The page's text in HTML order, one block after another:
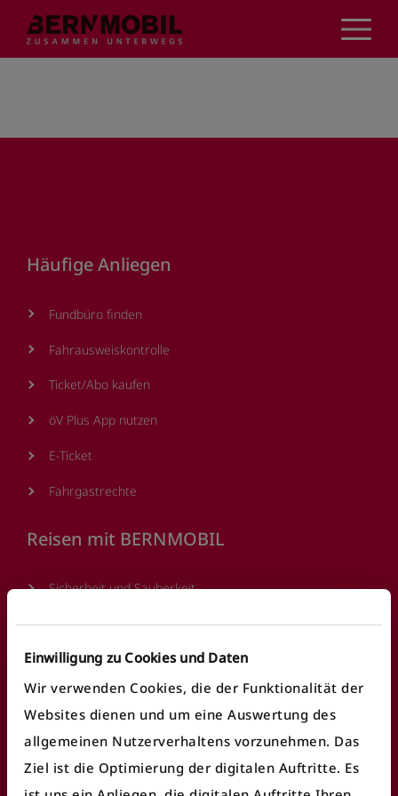
Einwilligung zu Cookies und Daten
Wir verwenden Cookies, die der Funktionalität der
Websites dienen und um eine Auswertung des
allgemeinen Nutzerverhaltens vorzunehmen. Das
Ziel ist die Optimierung der digitalen Auftritte. Es
Inhalt
Häufige Anliegen
Fundbüro finden
Fahrausweiskontrolle
Ticket/Abo kaufen
öV Plus App nutzen
E-Ticket
Fahrgastrechte
Reisen mit BERNMOBIL
Sicherheit und Sauberkeit
Barrierefreies Reisen
Verkaufsstellen
Ticketautomaten
Reise planen